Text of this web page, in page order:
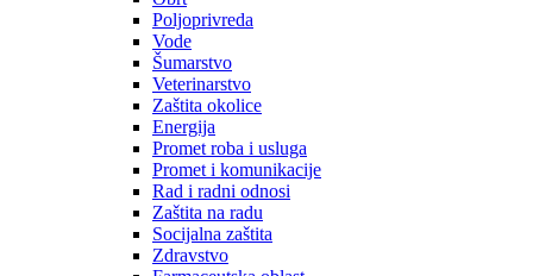
Poljoprivreda
Vode
Šumarstvo
Veterinarstvo
Zaštita okolice
Energija
Promet roba i usluga
Promet i komunikacije
Rad i radni odnosi
Zaštita na radu
Socijalna zaštita
Zdravstvo